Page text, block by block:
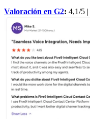
Valoración en G2: 4,1/5 |